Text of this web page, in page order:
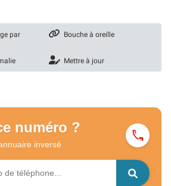
par
Bouche à oreille
Mettre à jour
numéro ?
inversé